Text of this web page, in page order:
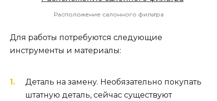
Расположение салонного фильтра
Для работы потребуются следующие
инструменты и материалы:
Деталь на замену. Необязательно покупать
штатную деталь, сейчас существуют